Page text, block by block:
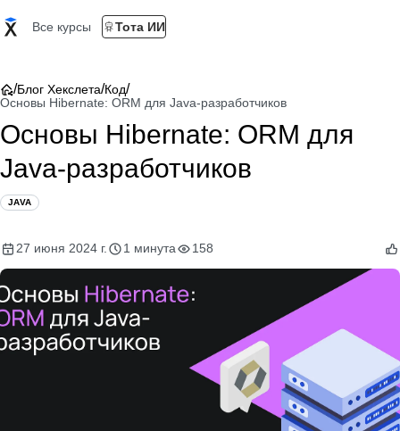
Все курсы Тота ИИ
/Блог Хекслета/Код/
Основы Hibernate: ORM для Java-разработчиков
Основы Hibernate: ORM для
Java-разработчиков
JAVA
27 июня 2024 г. 1 минута 158